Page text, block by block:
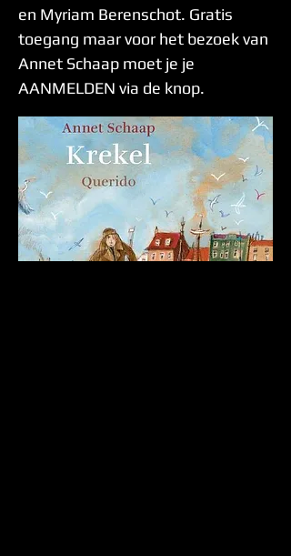
en Myriam Berenschot. Gratis
toegang maar voor het bezoek van
Annet Schaap moet je je
AANMELDEN via de knop.